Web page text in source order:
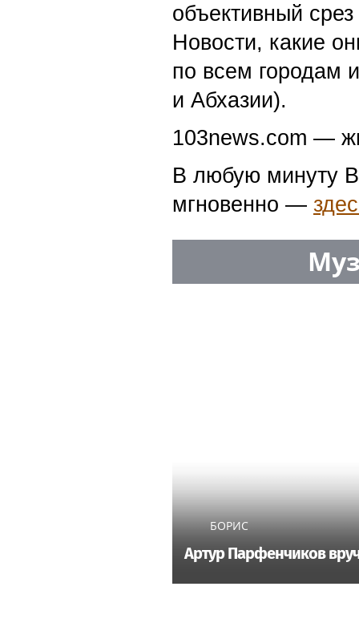
объективный
Новости, какие
по всем городам
и Абхазии).
103news.com —
В любую минуту
мгновенно —
БОРИС
Артур Парфенчиков